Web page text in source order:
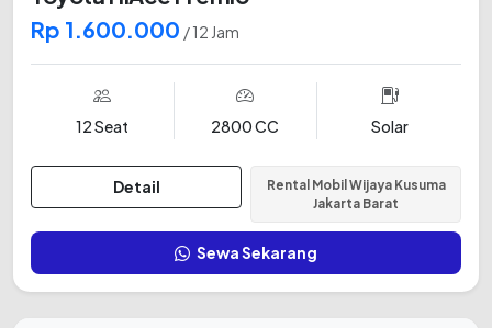
Rp 1.600.000 / 12 Jam
12 Seat 2800 CC Solar
Detail
Rental Mobil Wijaya Kusuma
Jakarta Barat
Sewa Sekarang